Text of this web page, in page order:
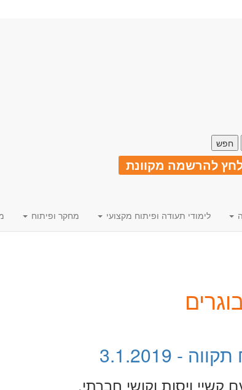
להרשמה מקוונת
לימודי תעודה ופיתוח מקצועי מחקר ופיתוח